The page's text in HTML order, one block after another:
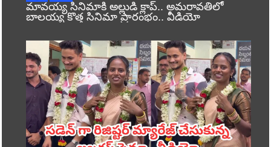
మావయ్య సినిమాకి అల్లుడి క్లాప్.. అమరావతిలో
బాలయ్య కొత్త సినిమా ప్రారంభం.. వీడియో